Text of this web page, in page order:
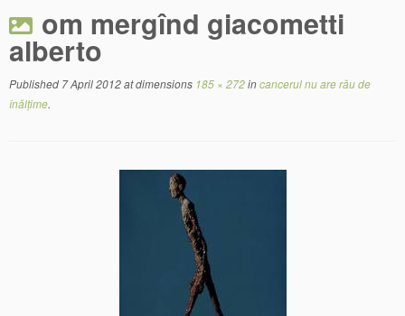
om mergînd giacometti
alberto
Published 7 April 2012at dimensions 185 × 272incancerul nu are rău de
înălțime.